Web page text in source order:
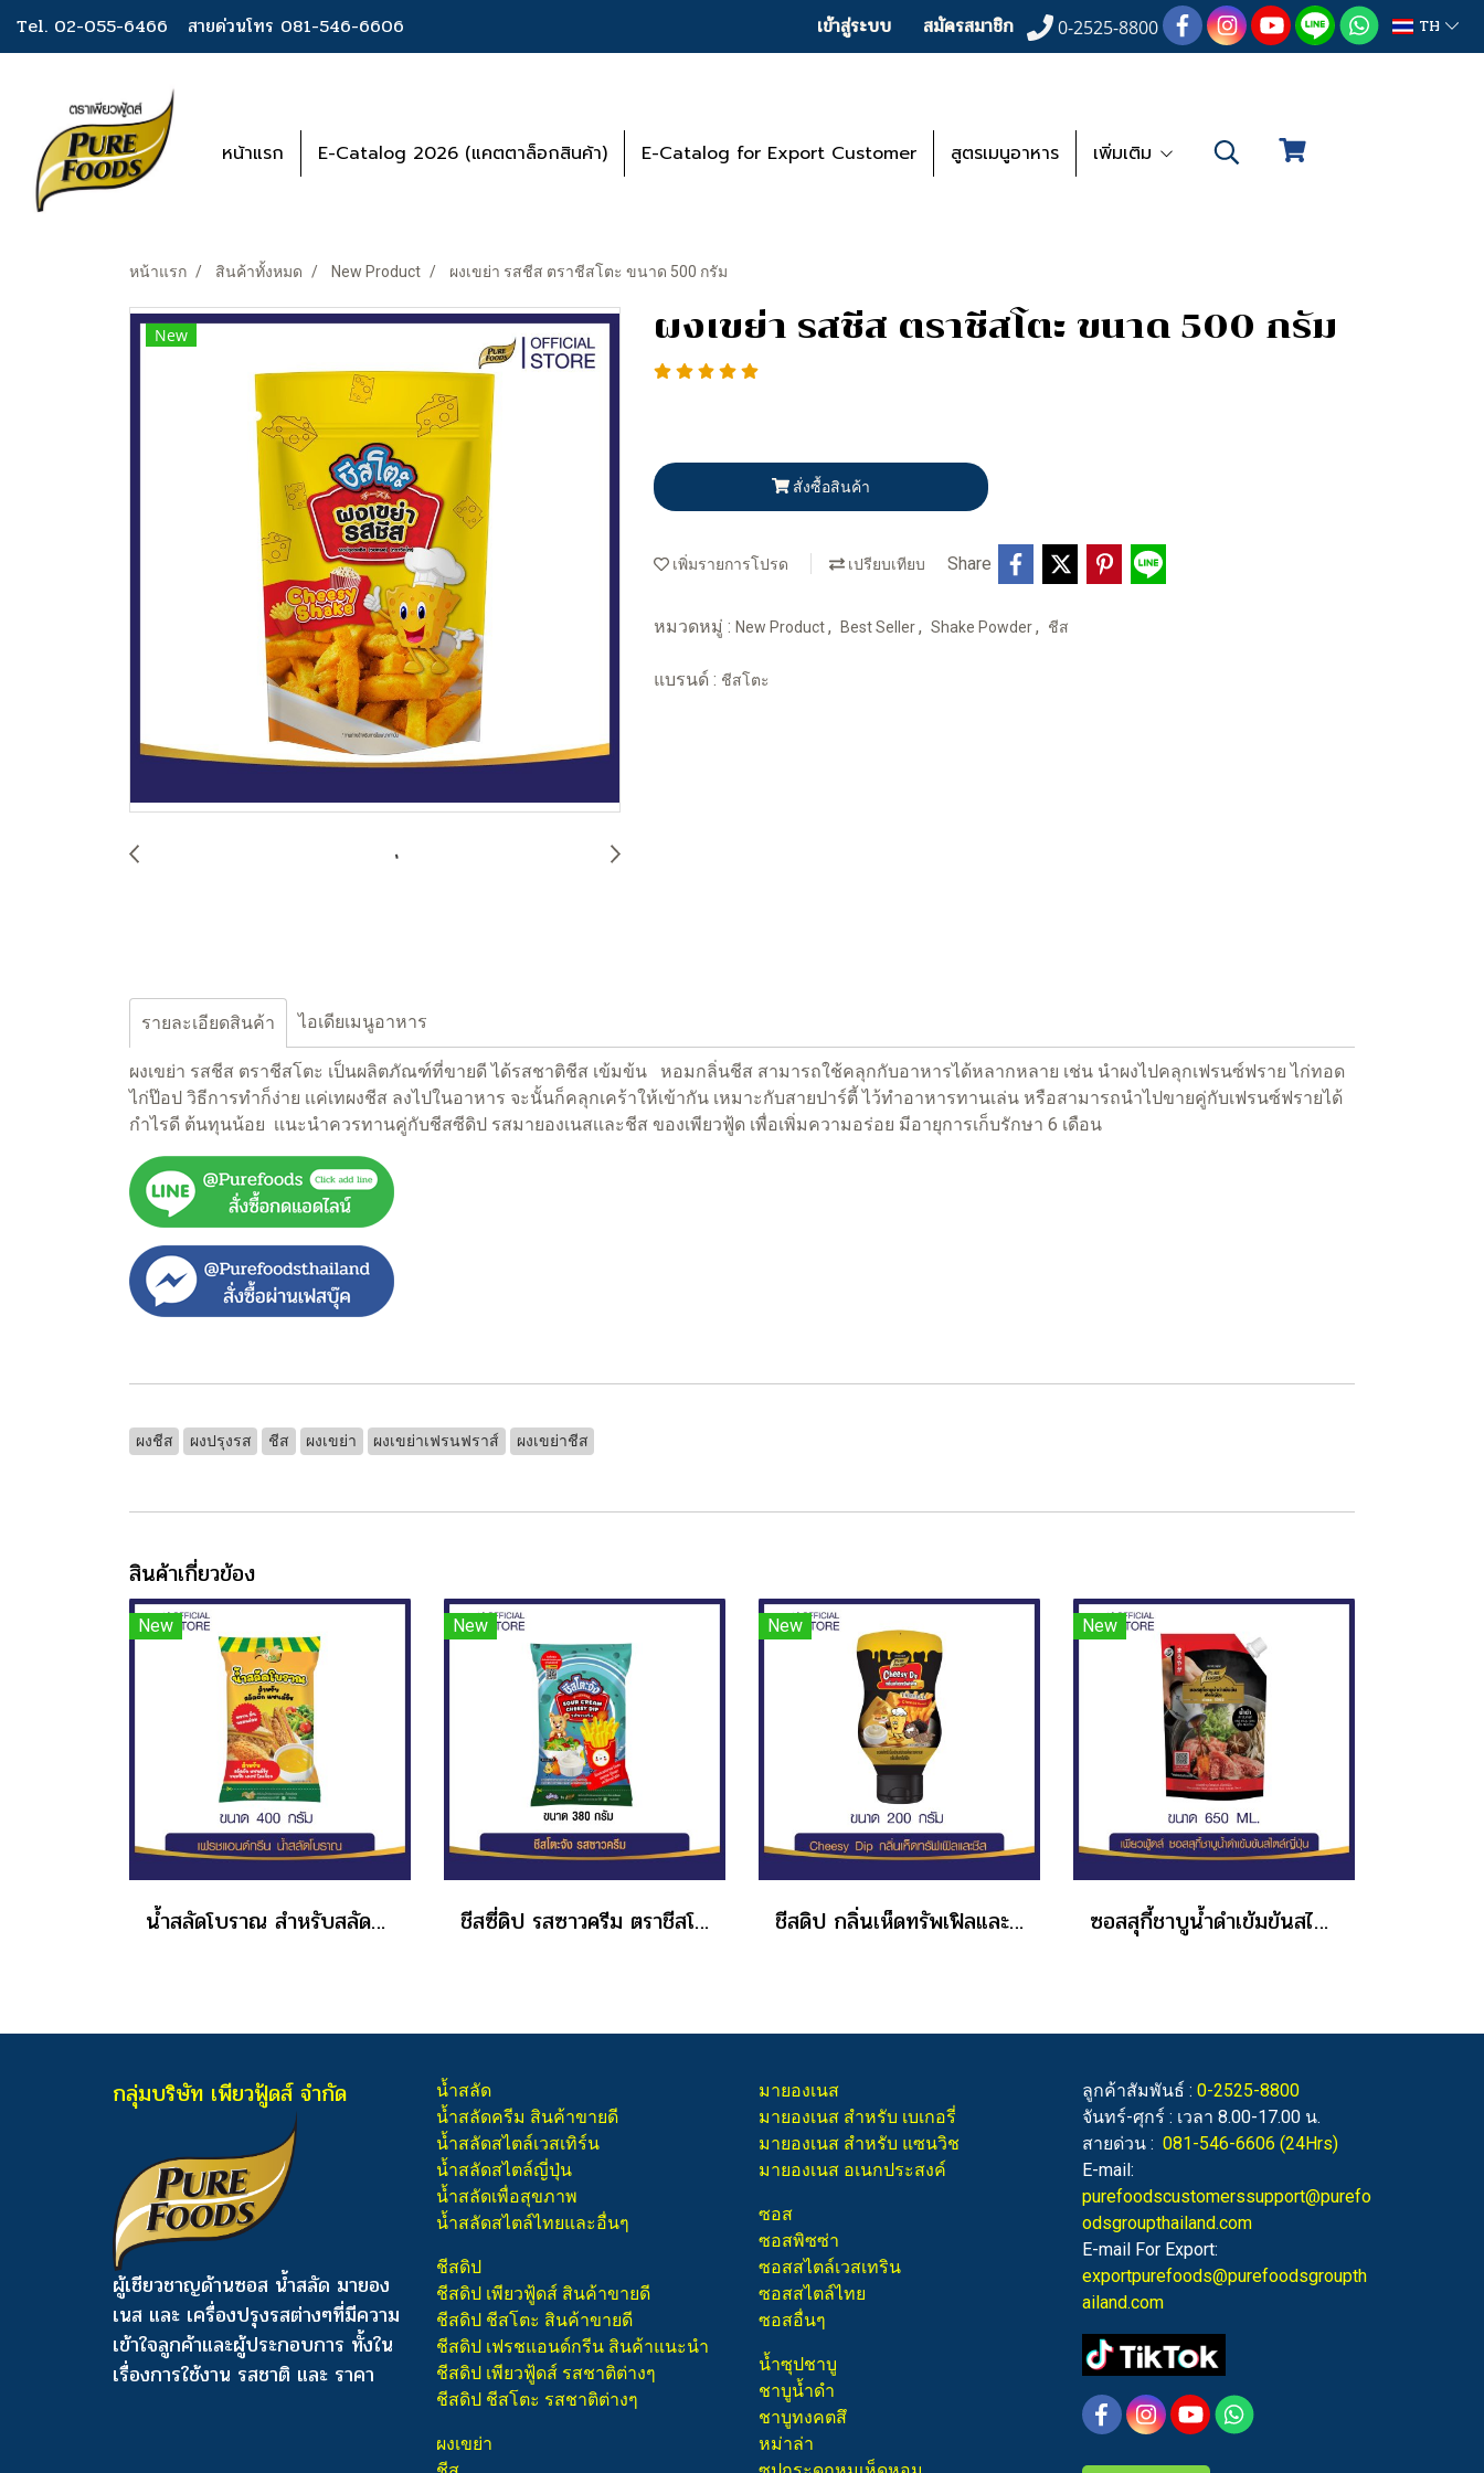
Tel. 02-055-6466 สายด่วนโทร 081-546-6606 เข้าสู่ระบบ สมัครสมาชิก 0-2525-8800 TH
หน้าแรก E-Catalog 2026 (แคตตาล็อกสินค้า) E-Catalog for Export Customer สูตรเมนูอาหาร เพิ่มเติม
หน้าแรก สินค้าทั้งหมด New Product ผงเขย่า รสชีส ตราชีสโตะ ขนาด 500 กรัม
New ผงเขย่า รสชีส ตราชีสโตะ ขนาด 500 กรัม
สั่งซื้อสินค้า
เพิ่มรายการโปรด เปรียบเทียบ Share
หมวดหมู่ : New Product, Best Seller, Shake Powder, ชีส
แบรนด์ : ชีสโตะ
รายละเอียดสินค้า ไอเดียเมนูอาหาร
ผงเขย่า รสชีส ตราชีสโตะ เป็นผลิตภัณฑ์ที่ขายดี ได้รสชาติชีส เข้มข้น หอมกลิ่นชีส สามารถใช้คลุกกับอาหารได้หลากหลาย เช่น นำผงไปคลุกเฟรนซ์ฟราย ไก่ทอด
ไก่ป๊อป วิธีการทำก็ง่าย เเค่เทผงชีส ลงไปในอาหาร จะนั้นก็คลุกเคร้าให้เข้ากัน เหมาะกับสายปาร์ตี้ ไว้ทำอาหารทานเล่น หรือสามารถนำไปขายคู่กับเฟรนซ์ฟรายได้
กำไรดี ต้นทุนน้อย เเนะนำควรทานคู่กับชีสซีดิป รสมายองเนสเเละชีส ของเพียวฟู้ด เพื่อเพิ่มความอร่อย มีอายุการเก็บรักษา 6 เดือน
ผงชีส ผงปรุงรส ชีส ผงเขย่า ผงเขย่าเฟรนฟราส์ ผงเขย่าชีส
สินค้าเกี่ยวข้อง
New
น้ำสลัดโบราณ สำหรับสลัดผัก แซนด์วิช โบราณ เฟรช & กรีน ขนาด 400 กรัม
New
ชีสซี่ดิป รสซาวครีม ตราชีสโตะจัง แบบถุง ขนาด 380 กรัม
New
ชีสดิป กลิ่นเห็ดทรัพเฟิลและชีส ขนาด 200 กรัม
New
ซอสสุกี้ชาบูน้ำดำเข้มข้นสไตล์ญี่ปุ่น 650 ML.
กลุ่มบริษัท เพียวฟู้ดส์ จำกัด
ผู้เชียวชาญด้านซอส น้ำสลัด มายอง
เนส และ เครื่องปรุงรสต่างๆที่มีความ
เข้าใจลูกค้าและผู้ประกอบการ ทั้งใน
เรื่องการใช้งาน รสชาติ และ ราคา
น้ำสลัด
น้ำสลัดครีม สินค้าขายดี
น้ำสลัดสไตล์เวสเทิร์น
น้ำสลัดสไตล์ญี่ปุ่น
น้ำสลัดเพื่อสุขภาพ
น้ำสลัดสไตล์ไทยและอื่นๆ
ชีสดิป
ชีสดิป เพียวฟู้ดส์ สินค้าขายดี
ชีสดิป ชีสโตะ สินค้าขายดี
ชีสดิป เฟรชแอนด์กรีน สินค้าแนะนำ
ชีสดิป เพียวฟู้ดส์ รสชาติต่างๆ
ชีสดิป ชีสโตะ รสชาติต่างๆ
ผงเขย่า
มายองเนส
มายองเนส สำหรับ เบเกอรี่
มายองเนส สำหรับ แซนวิช
มายองเนส อเนกประสงค์
ซอส
ซอสพิซซ่า
ซอสสไตล์เวสเทริน
ซอสสไตล์ไทย
ซอสอื่นๆ
น้ำซุปชาบู
ชาบูน้ำดำ
ชาบูทงคตสึ
หม่าล่า
ลูกค้าสัมพันธ์ : 0-2525-8800
จันทร์-ศุกร์ : เวลา 8.00-17.00 น.
สายด่วน : 081-546-6606 (24Hrs)
E-mail:
purefoodscustomerssupport@purefo
odsgroupthailand.com
E-mail For Export:
exportpurefoods@purefoodsgroupth
ailand.com